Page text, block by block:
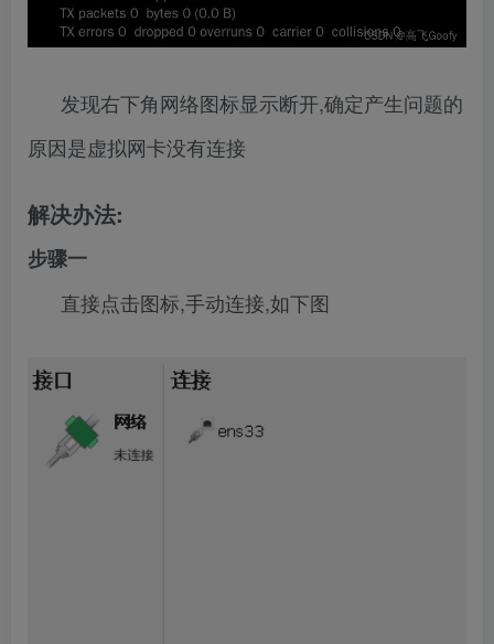
发现右下角网络图标显示断开,确定产生问题的
原因是虚拟网卡没有连接
解决办法:
步骤一
直接点击图标,手动连接,如下图